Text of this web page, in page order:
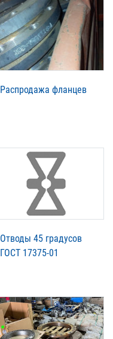
Распродажа фланцев
Отводы 45 градусов
ГОСТ 17375-01